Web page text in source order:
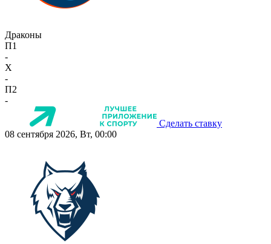
Драконы
П1
-
X
-
П2
-
Сделать ставку
08 сентября 2026, Вт, 00:00